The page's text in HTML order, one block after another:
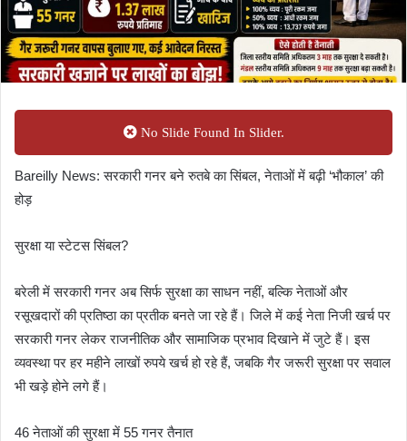
No Slide Found In Slider.
Bareilly News: सरकारी गनर बने रुतबे का सिंबल, नेताओं में बढ़ी ‘भौकाल’ की
होड़
सुरक्षा या स्टेटस सिंबल?
बरेली में सरकारी गनर अब सिर्फ सुरक्षा का साधन नहीं, बल्कि नेताओं और
रसूखदारों की प्रतिष्ठा का प्रतीक बनते जा रहे हैं। जिले में कई नेता निजी खर्च पर
सरकारी गनर लेकर राजनीतिक और सामाजिक प्रभाव दिखाने में जुटे हैं। इस
व्यवस्था पर हर महीने लाखों रुपये खर्च हो रहे हैं, जबकि गैर जरूरी सुरक्षा पर सवाल
भी खड़े होने लगे हैं।
46 नेताओं की सुरक्षा में 55 गनर तैनात